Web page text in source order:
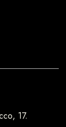
17.